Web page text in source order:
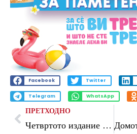
Facebook Twitter
Telegram WhatsApp
ПРЕТХОДНО
Четвртото издание на фестивалот „Credence Dance – Вечери на класичен и современ танц“ почнува на 20 јуни